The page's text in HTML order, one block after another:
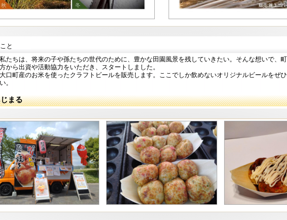
と
私たちは、将来の子や孫たちの世代のために、豊かな田園風景を残していきたい。そんな想いで、
方から出資や活動協力をいただき、スタートしました。
大口町産のお米を使ったクラフトビールを販売します。ここでしか飲めないオリジナルビールをぜ
い。
まる